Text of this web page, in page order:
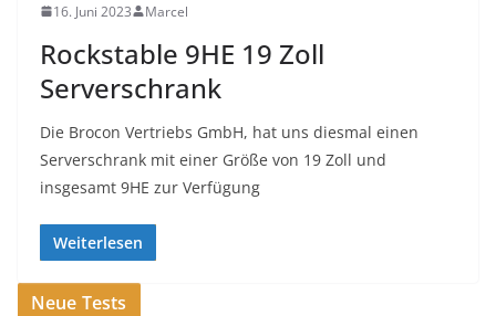
16. Juni 2023 Marcel
Rockstable 9HE 19 Zoll
Serverschrank
Die Brocon Vertriebs GmbH, hat uns diesmal einen
Serverschrank mit einer Größe von 19 Zoll und
insgesamt 9HE zur Verfügung
Weiterlesen
Neue Tests